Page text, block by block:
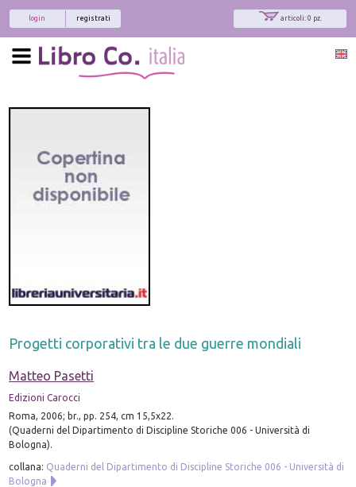
articoli: 0 pz.
registrati
login
Progetti corporativi tra le due guerre mondiali
Matteo Pasetti
Edizioni Carocci
Roma, 2006; br., pp. 254, cm 15,5x22.
(Quaderni del Dipartimento di Discipline Storiche 006 - Università di
Bologna).
collana: Quaderni del Dipartimento di Discipline Storiche 006 - Università di
Bologna